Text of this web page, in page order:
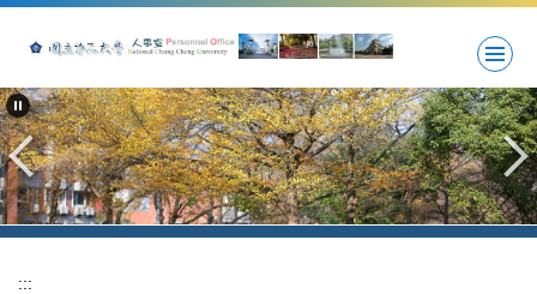
要
內
容
區
:::